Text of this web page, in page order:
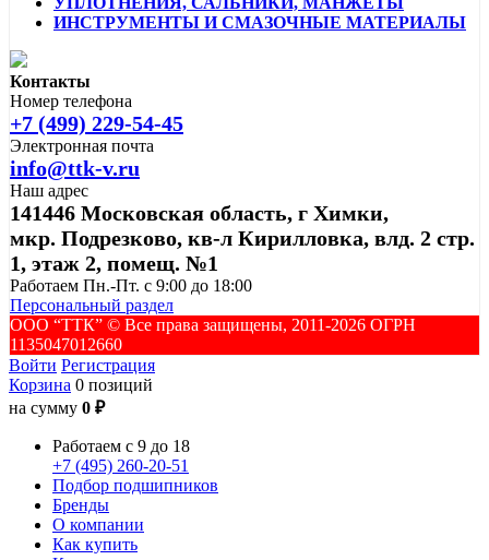
ИНСТРУМЕНТЫ И СМАЗОЧНЫЕ МАТЕРИАЛЫ
Контакты
Номер телефона
+7 (499) 229-54-45
Электронная почта
info@ttk-v.ru
Наш адрес
141446 Московская область, г Химки,
мкр. Подрезково, кв-л Кирилловка, влд. 2 стр.
1, этаж 2, помещ. №1
Работаем Пн.-Пт. с 9:00 до 18:00
Персональный раздел
ООО “ТТК” ©️ Все права защищены, 2011-2026 ОГРН
1135047012660
Войти Регистрация
Корзина 0 позиций
на сумму 0 ₽
Работаем с 9 до 18
+7 (495) 260-20-51
Подбор подшипников
Бренды
О компании
Как купить